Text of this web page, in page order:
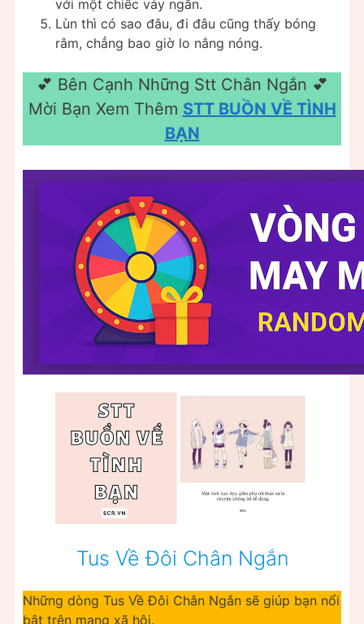
với một chiếc váy ngắn.
Lùn thì có sao đâu, đi đâu cũng thấy bóng
râm, chẳng bao giờ lo nắng nóng.
💕 Bên Cạnh Những Stt Chân Ngắn ️💕
Mời Bạn Xem Thêm STT BUỒN VỀ TÌNH
BẠN
Tus Về Đôi Chân Ngắn
Những dòng Tus Về Đôi Chân Ngắn sẽ giúp bạn nổi
bật trên mạng xã hội.